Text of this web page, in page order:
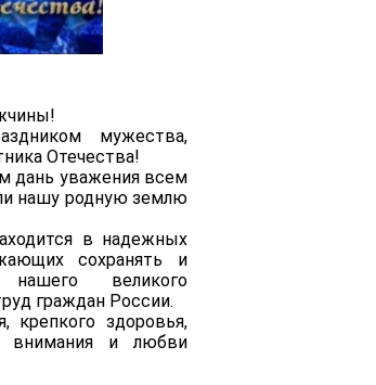
мужества,
Отечества!
дань уважения всем
нашу родную землю
в надежных
сохранять и
нашего великого
граждан России.
крепкого здоровья,
внимания и любви